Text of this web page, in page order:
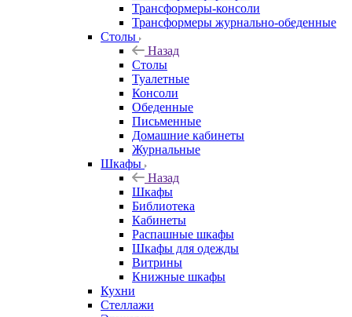
Трансформеры-консоли
Трансформеры журнально-обеденные
Столы
Назад
Столы
Туалетные
Консоли
Обеденные
Письменные
Домашние кабинеты
Журнальные
Шкафы
Назад
Шкафы
Библиотека
Кабинеты
Распашные шкафы
Шкафы для одежды
Витрины
Книжные шкафы
Кухни
Стеллажи